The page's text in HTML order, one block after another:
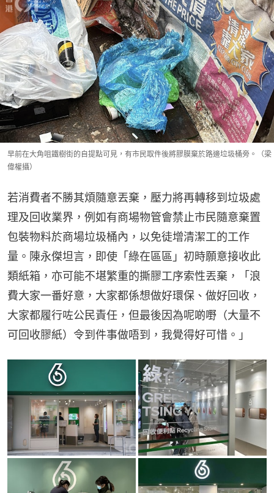
早前在大角咀鐵樹街的自提點可見，有市民取件後將膠膜棄於路邊垃圾桶旁。（梁
偉權攝）
若消費者不勝其煩隨意丟棄，壓力將再轉移到垃圾處
理及回收業界，例如有商場物管會禁止市民隨意棄置
包裝物料於商場垃圾桶內，以免徒增清潔工的工作
量。陳永傑坦言，即使「綠在區區」初時願意接收此
類紙箱，亦可能不堪繁重的撕膠工序索性丟棄，「浪
費大家一番好意，大家都係想做好環保、做好回收，
大家都履行咗公民責任，但最後因為呢啲嘢（大量不
可回收膠紙）令到件事做唔到，我覺得好可惜。」